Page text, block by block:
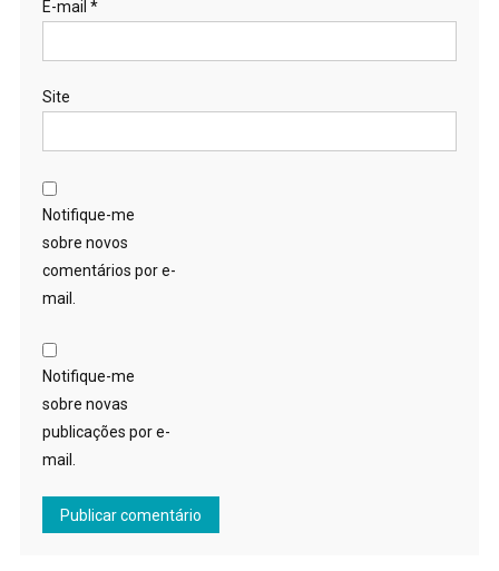
E-mail *
Site
Notifique-me
sobre novos
comentários por e-
mail.
Notifique-me
sobre novas
publicações por e-
mail.